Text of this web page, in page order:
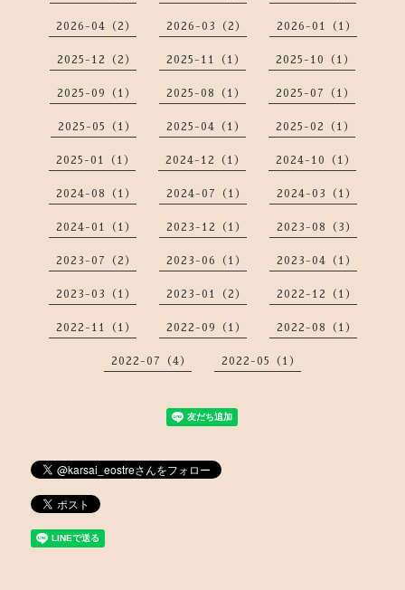
2026-04（2） 2026-03（2） 2026-01（1）
2025-12（2） 2025-11（1） 2025-10（1）
2025-09（1） 2025-08（1） 2025-07（1）
2025-05（1） 2025-04（1） 2025-02（1）
2025-01（1） 2024-12（1） 2024-10（1）
2024-08（1） 2024-07（1） 2024-03（1）
2024-01（1） 2023-12（1） 2023-08（3）
2023-07（2） 2023-06（1） 2023-04（1）
2023-03（1） 2023-01（2） 2022-12（1）
2022-11（1） 2022-09（1） 2022-08（1）
2022-07（4） 2022-05（1）